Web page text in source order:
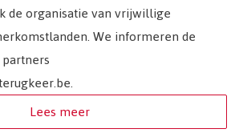
de organisatie van vrijwillige
We informeren de
Lees meer